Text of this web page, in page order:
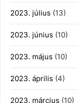
2023. július (13)
2023. június (10)
2023. május (10)
2023. április (4)
2023. március (10)